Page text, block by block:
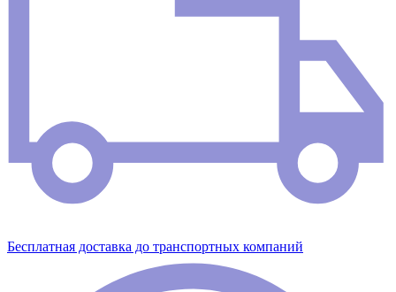
Бесплатная доставка до транспортных компаний